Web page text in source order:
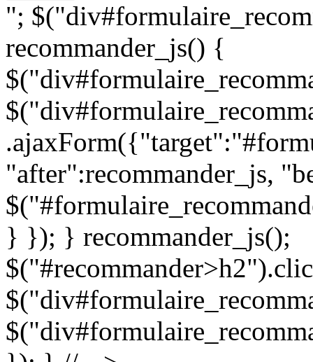
";
recommander_js() {
"after":recommander_js,
} }); } recommander_js();